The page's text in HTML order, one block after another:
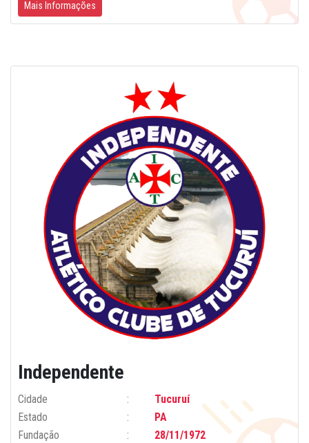
Mais Informações
Independente
Cidade
Tucuruí
Estado
PA
Fundação
28/11/1972